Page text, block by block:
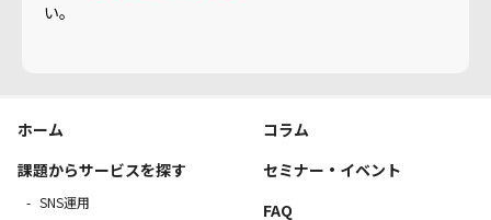
い。
ホーム
課題からサービスを探す
SNS運用
コラム
セミナー・イベント
FAQ